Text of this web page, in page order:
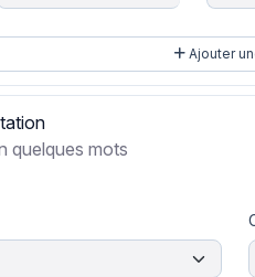
Ajouter
quelques mots